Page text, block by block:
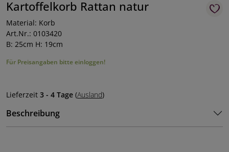
Kartoffelkorb Rattan natur
Material: Korb
Art.Nr.: 0103420
B: 25cm H: 19cm
Für Preisangaben bitte einloggen!
Lieferzeit 3 - 4 Tage (Ausland)
Beschreibung